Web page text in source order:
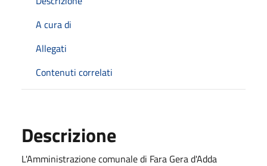
A cura di
Allegati
Contenuti correlati
Descrizione
L'Amministrazione comunale di Fara Gera d'Adda